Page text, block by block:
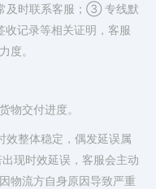
及时联系客服；③ 专线默
记录等相关证明，客服
度。
物交付进度。
效整体稳定，偶发延误属
现时效延误，客服会主动
物流方自身原因导致严重